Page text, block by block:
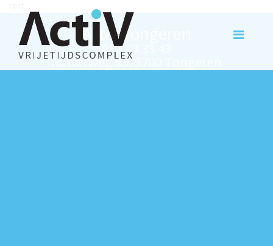
Activ Tongeren
012 23 33 43
Rutterweg 63, 3700 Tongeren